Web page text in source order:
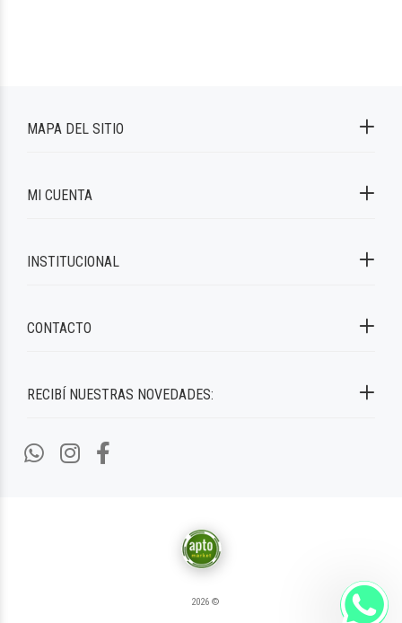
RECIBÍ NUESTRAS NOVEDADES:
MAPA DEL SITIO
MI CUENTA
INSTITUCIONAL
CONTACTO
2026 ©